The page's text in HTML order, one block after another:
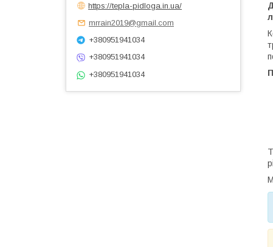
https://tepla-pidloga.in.ua/
mrrain2019@gmail.com
+380951941034
+380951941034
+380951941034